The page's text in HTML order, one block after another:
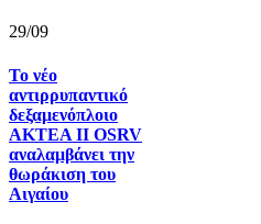
29/09
Το νέο
αντιρρυπαντικό
δεξαμενόπλοιο
AKTEA II OSRV
αναλαμβάνει την
θωράκιση του
Αιγαίου